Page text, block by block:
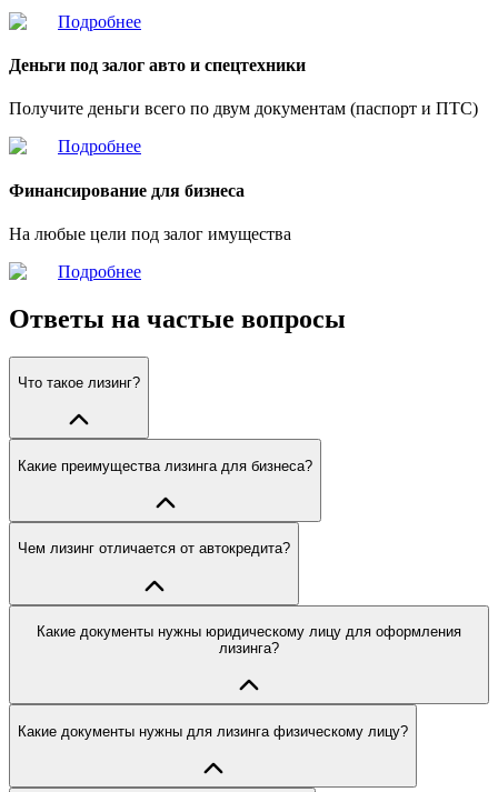
Подробнее
Деньги под залог авто и спецтехники
Получите деньги всего по двум документам (паспорт и ПТС)
Подробнее
Финансирование для бизнеса
На любые цели под залог имущества
Подробнее
Ответы на частые вопросы
Что такое лизинг?
Какие преимущества лизинга для бизнеса?
Чем лизинг отличается от автокредита?
Какие документы нужны юридическому лицу для оформления
лизинга?
Какие документы нужны для лизинга физическому лицу?